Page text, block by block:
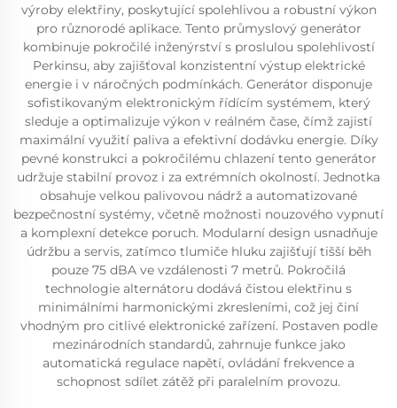
výroby elektřiny, poskytující spolehlivou a robustní výkon
pro různorodé aplikace. Tento průmyslový generátor
kombinuje pokročilé inženýrství s proslulou spolehlivostí
Perkinsu, aby zajišťoval konzistentní výstup elektrické
energie i v náročných podmínkách. Generátor disponuje
sofistikovaným elektronickým řídícím systémem, který
sleduje a optimalizuje výkon v reálném čase, čímž zajistí
maximální využití paliva a efektivní dodávku energie. Díky
pevné konstrukci a pokročilému chlazení tento generátor
udržuje stabilní provoz i za extrémních okolností. Jednotka
obsahuje velkou palivovou nádrž a automatizované
bezpečnostní systémy, včetně možnosti nouzového vypnutí
a komplexní detekce poruch. Modularní design usnadňuje
údržbu a servis, zatímco tlumiče hluku zajišťují tišší běh
pouze 75 dBA ve vzdálenosti 7 metrů. Pokročilá
technologie alternátoru dodává čistou elektřinu s
minimálními harmonickými zkresleními, což jej činí
vhodným pro citlivé elektronické zařízení. Postaven podle
mezinárodních standardů, zahrnuje funkce jako
automatická regulace napětí, ovládání frekvence a
schopnost sdílet zátěž při paralelním provozu.